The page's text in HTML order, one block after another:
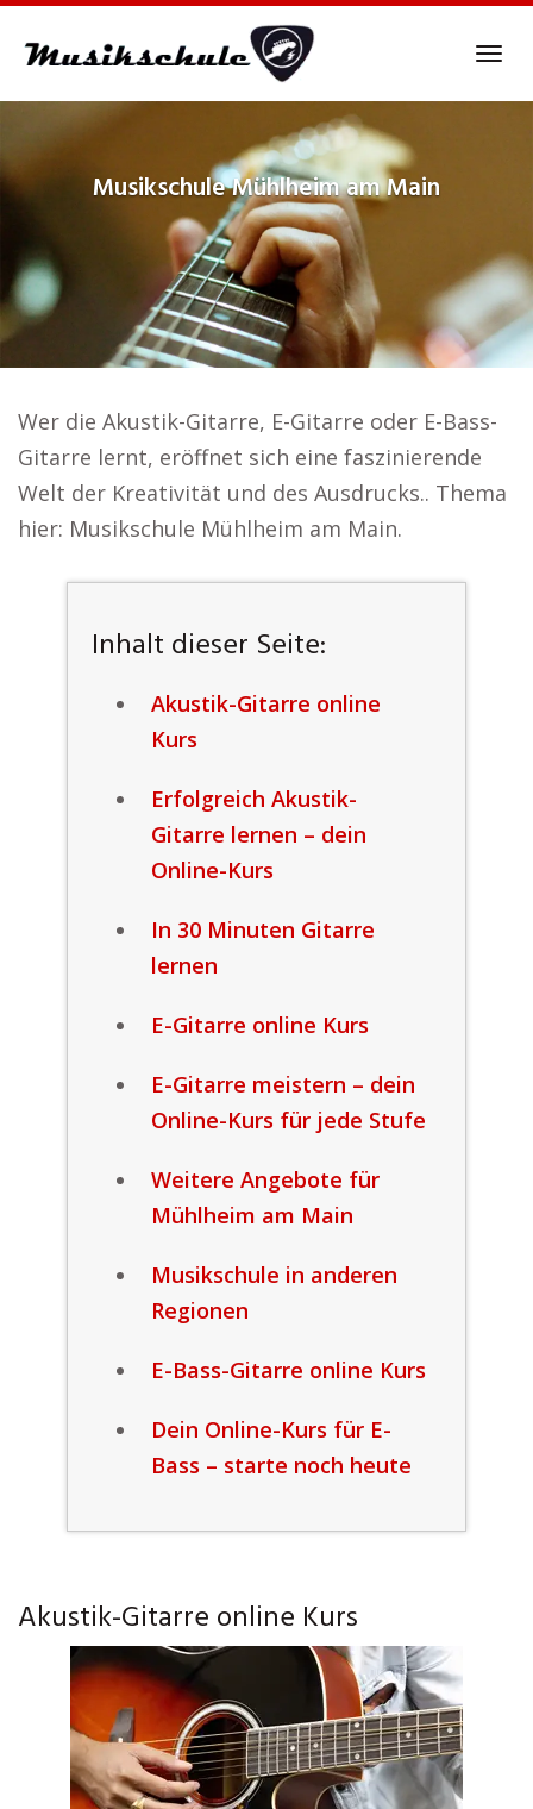
MusikschuleMühlheim am Main
Wer die Akustik-Gitarre, E-Gitarre oder E-Bass-
Gitarre lernt, eröffnet sich eine faszinierende
Welt der Kreativität und des Ausdrucks.. Thema
hier: Musikschule Mühlheim am Main.
Inhalt dieser Seite:
Akustik-Gitarre online
Kurs
Erfolgreich Akustik-
Gitarre lernen – dein
Online-Kurs
In 30 Minuten Gitarre
lernen
E-Gitarre online Kurs
E-Gitarre meistern – dein
Online-Kurs für jede Stufe
Weitere Angebote für
Mühlheim am Main
Musikschule in anderen
Regionen
E-Bass-Gitarre online Kurs
Dein Online-Kurs für E-
Bass – starte noch heute
Akustik-Gitarre online Kurs